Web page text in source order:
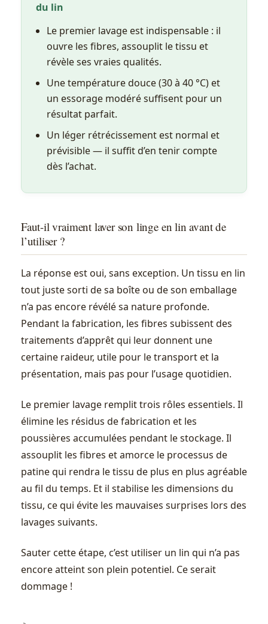
du lin
Le premier lavage est indispensable : il
ouvre les fibres, assouplit le tissu et
révèle ses vraies qualités.
Une température douce (30 à 40 °C) et
un essorage modéré suffisent pour un
résultat parfait.
Un léger rétrécissement est normal et
prévisible — il suffit d’en tenir compte
dès l’achat.
Faut-il vraiment laver son linge en lin avant de
l’utiliser ?
La réponse est oui, sans exception. Un tissu en lin
tout juste sorti de sa boîte ou de son emballage
n’a pas encore révélé sa nature profonde.
Pendant la fabrication, les fibres subissent des
traitements d’apprêt qui leur donnent une
certaine raideur, utile pour le transport et la
présentation, mais pas pour l’usage quotidien.
Le premier lavage remplit trois rôles essentiels. Il
élimine les résidus de fabrication et les
poussières accumulées pendant le stockage. Il
assouplit les fibres et amorce le processus de
patine qui rendra le tissu de plus en plus agréable
au fil du temps. Et il stabilise les dimensions du
tissu, ce qui évite les mauvaises surprises lors des
lavages suivants.
Sauter cette étape, c’est utiliser un lin qui n’a pas
encore atteint son plein potentiel. Ce serait
dommage !